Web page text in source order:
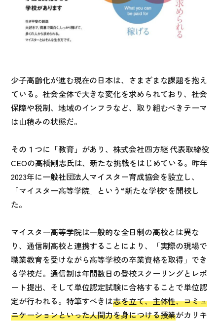
少子高齢化が進む現在の日本は、さまざまな課題を抱え
ている。社会全体で大きな変化を求められており、社会
保障や税制、地域のインフラなど、取り組むべきテーマ
は山積みの状態だ。
その１つに「教育」があり、株式会社四方継 代表取締役
CEOの高橋剛志氏は、新たな挑戦をはじめている。昨年
2023年に一般社団法人マイスター育成協会を設立し、
「マイスター高等学院」という“新たな学校”を開校し
た。
マイスター高等学院は一般的な全日制の高校とは異な
り、通信制高校と連携することにより、「実際の現場で
職業教育を受けながら高等学校の卒業資格を取得」でき
る学校だ。通信制は年間数日の登校スクーリングとレポ
ート提出、そして単位認定試験に合格することで単位認
定が行われる。特筆すべきは志を立て、主体性、コミュ
ニケーションといった人間力を身につける授業がカリキ